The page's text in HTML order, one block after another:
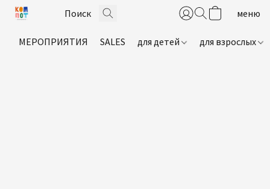
МЕРОПРИЯТИЯ SALES для детей для взрослых